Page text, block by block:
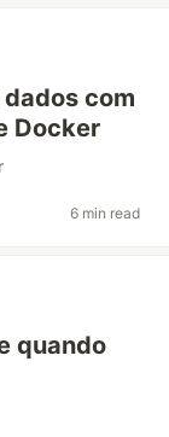
com
Docker
6 min read
quando